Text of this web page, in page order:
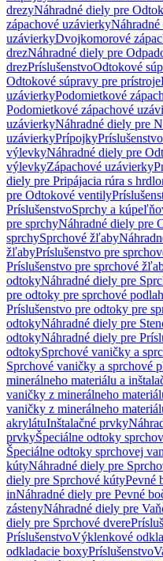
drezyNáhradné diely pre
zápachové uzávierky
uzávierkyDvojkomorové
drezNáhradné diely pre
drezPríslušenstvoOdtokové
Odtokové súpravy pre prístroje
uzávierkyPodomietkové
Podomietkové zápachové
uzávierkyNáhradné diely pre
uzávierkyPrípojkyPríslušenstvo
výlevkyNáhradné diely pre
výlevkyZápachové uzávierky
diely pre Pripájacia rúra s
pre Odtokové ventily
PríslušenstvoSprchy a
pre sprchyNáhradné diely pre
sprchySprchové žľaby
žľabyPríslušenstvo pre
Príslušenstvo pre sprchové
odtokyNáhradné diely pre
pre odtoky pre sprchové
Príslušenstvo pre odtoky pre
odtokyNáhradné diely pre
odtokyNáhradné diely pre
odtokySprchové vaničky a
Sprchové vaničky a sprchové
minerálneho materiálu a
vaničky z minerálneho
vaničky z minerálneho
akrylátuInštalačné prvky
prvkyŠpeciálne odtoky
Špeciálne odtoky sprchovej
kútyNáhradné diely pre
diely pre Sprchové kútyPevné
inNáhradné diely pre Pevné
zástenyNáhradné diely pre
diely pre Sprchové dvere
PríslušenstvoVýklenkové
odkladacie boxyPríslušenstvo